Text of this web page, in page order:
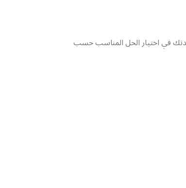
في اختيار الحل المناسب حسب